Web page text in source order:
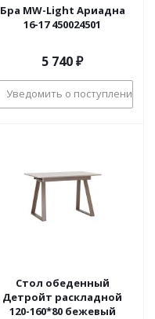
Бра MW-Light Ариадна
16-17 450024501
5 740₽
Уведомить о поступлении
Стол обеденный
Детройт раскладной
120-160*80 бежевый